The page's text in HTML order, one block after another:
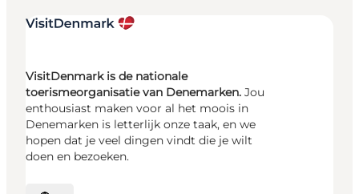
VisitDenmark is de nationale
toerismeorganisatie van Denemarken. Jou
enthousiast maken voor al het moois in
Denemarken is letterlijk onze taak, en we
hopen dat je veel dingen vindt die je wilt
doen en bezoeken.